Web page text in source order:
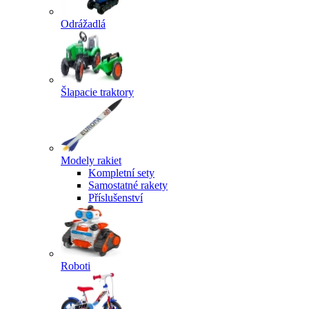
Odrážadlá
Šlapacie traktory
Modely rakiet
Kompletní sety
Samostatné rakety
Příslušenství
Roboti